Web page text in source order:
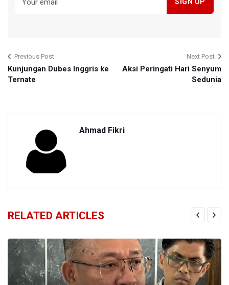
Previous Post
Kunjungan Dubes Inggris ke
Ternate
Next Post
Aksi Peringati Hari Senyum
Sedunia
Ahmad Fikri
RELATED ARTICLES